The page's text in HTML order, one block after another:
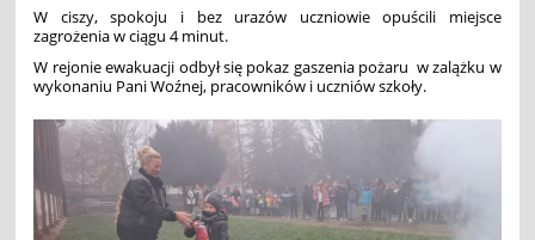
W ciszy, spokoju i bez urazów uczniowie opuścili miejsce
zagrożenia w ciągu 4 minut.
W rejonie ewakuacji odbył się pokaz gaszenia pożaru w zalążku w
wykonaniu Pani Woźnej, pracowników i uczniów szkoły.